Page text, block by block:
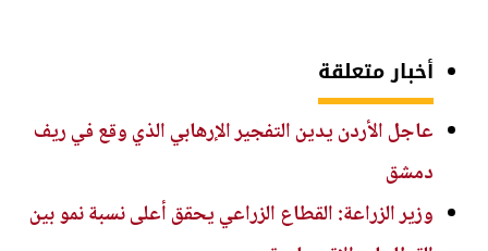
أخبار متعلقة
عاجل الأردن يدين التفجير الإرهابي الذي وقع في ريف
دمشق
وزير الزراعة: القطاع الزراعي يحقق أعلى نسبة نمو بين